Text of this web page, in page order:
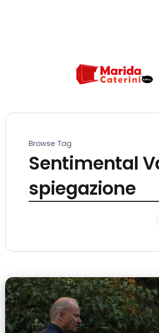
Browse Tag
Sentimental
spiegazione